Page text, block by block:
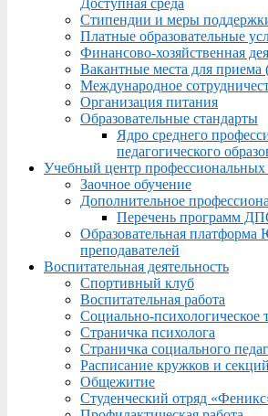
Доступная среда
Стипендии и меры
Платные образовательные
Финансово-хозяйственная
Вакантные места для приема
Международное
Организация питания
Образовательные стандарты
Ядро среднего
педагогического
Учебный центр
Заочное обучение
Дополнительное
Перечень программ
Образовательная
преподавателей
Воспитательная деятельность
Спортивный клуб
Воспитательная работа
Социально-психологическое
Страничка психолога
Страничка социального
Расписание кружков и секций
Общежитие
Студенческий отряд